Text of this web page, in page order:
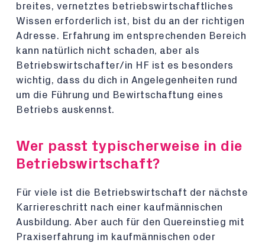
breites, vernetztes betriebswirtschaftliches
Wissen erforderlich ist, bist du an der richtigen
Adresse. Erfahrung im entsprechenden Bereich
kann natürlich nicht schaden, aber als
Betriebswirtschafter/in HF ist es besonders
wichtig, dass du dich in Angelegenheiten rund
um die Führung und Bewirtschaftung eines
Betriebs auskennst.
Wer passt typischerweise in die
Betriebswirtschaft?
Für viele ist die Betriebswirtschaft der nächste
Karriereschritt nach einer kaufmännischen
Ausbildung. Aber auch für den Quereinstieg mit
Praxiserfahrung im kaufmännischen oder